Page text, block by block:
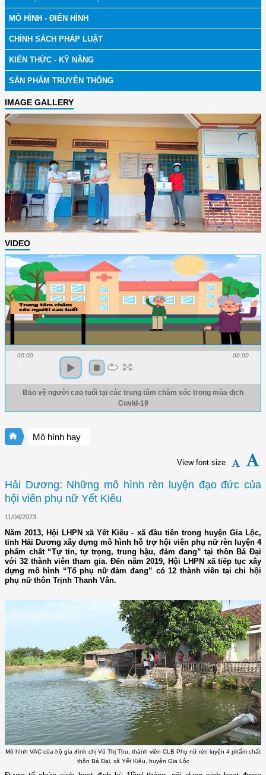
MÔ HÌNH - ĐIỂN HÌNH
CHÍNH SÁCH PHÁP LUẬT
KIẾN THỨC - KỸ NĂNG
SẢN PHẨM TRUYỀN THÔNG
IMAGE GALLERY
VIDEO
00:00 00:00
Bảo vệ người cao tuổi tại các trung tâm chăm sóc trong mùa dịch
Covid-19
Mô hình hay
View font size
Hải Dương: Những mô hình rèn luyện đạo đức của
hội viên phụ nữ Yết Kiêu
11/04/2023
Năm 2013, Hội LHPN xã Yết Kiêu - xã đầu tiên trong huyện Gia Lộc,
tỉnh Hải Dương xây dựng mô hình hỗ trợ hội viên phụ nữ rèn luyện 4
phẩm chất “Tự tin, tự trọng, trung hậu, đảm đang” tại thôn Bá Đại
với 32 thành viên tham gia. Đến năm 2019, Hội LHPN xã tiếp tục xây
dựng mô hình “Tổ phụ nữ đảm đang” có 12 thành viên tại chi hội
phụ nữ thôn Trịnh Thanh Vân.
Mô hình VAC của hộ gia đình chị Vũ Thị Thu, thành viên CLB Phụ nữ rèn luyện 4 phẩm chất
thôn Bá Đại, xã Yết Kiêu, huyện Gia Lộc